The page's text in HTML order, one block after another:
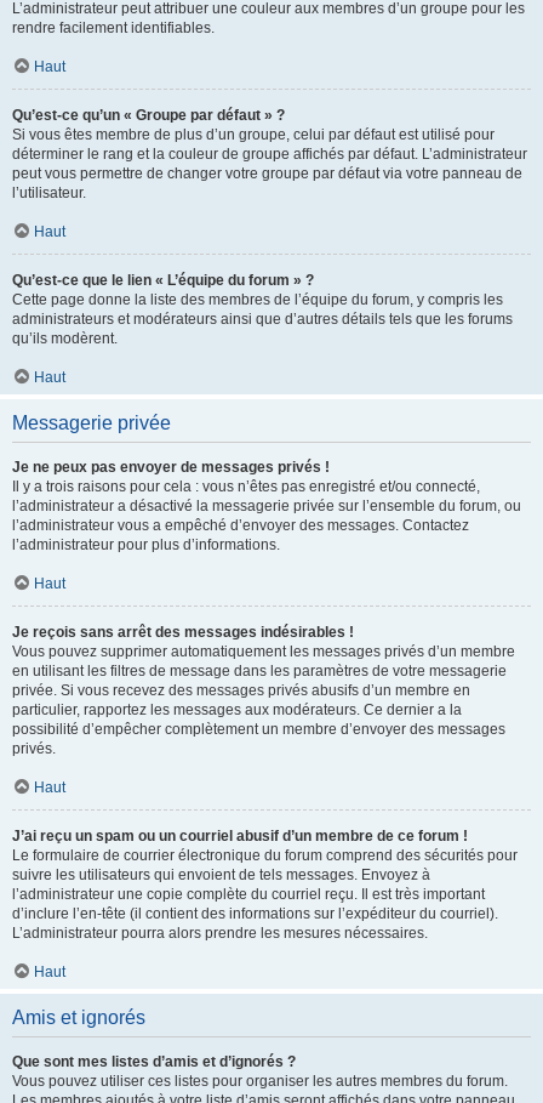
L’administrateur peut attribuer une couleur aux membres d’un groupe pour les
rendre facilement identifiables.
Haut
Qu’est-ce qu’un « Groupe par défaut » ?
Si vous êtes membre de plus d’un groupe, celui par défaut est utilisé pour
déterminer le rang et la couleur de groupe affichés par défaut. L’administrateur
peut vous permettre de changer votre groupe par défaut via votre panneau de
l’utilisateur.
Haut
Qu’est-ce que le lien « L’équipe du forum » ?
Cette page donne la liste des membres de l’équipe du forum, y compris les
administrateurs et modérateurs ainsi que d’autres détails tels que les forums
qu’ils modèrent.
Haut
Messagerie privée
Je ne peux pas envoyer de messages privés !
Il y a trois raisons pour cela : vous n’êtes pas enregistré et/ou connecté,
l’administrateur a désactivé la messagerie privée sur l’ensemble du forum, ou
l’administrateur vous a empêché d’envoyer des messages. Contactez
l’administrateur pour plus d’informations.
Haut
Je reçois sans arrêt des messages indésirables !
Vous pouvez supprimer automatiquement les messages privés d’un membre
en utilisant les filtres de message dans les paramètres de votre messagerie
privée. Si vous recevez des messages privés abusifs d’un membre en
particulier, rapportez les messages aux modérateurs. Ce dernier a la
possibilité d’empêcher complètement un membre d’envoyer des messages
privés.
Haut
J’ai reçu un spam ou un courriel abusif d’un membre de ce forum !
Le formulaire de courrier électronique du forum comprend des sécurités pour
suivre les utilisateurs qui envoient de tels messages. Envoyez à
l’administrateur une copie complète du courriel reçu. Il est très important
d’inclure l’en-tête (il contient des informations sur l’expéditeur du courriel).
L’administrateur pourra alors prendre les mesures nécessaires.
Haut
Amis et ignorés
Que sont mes listes d’amis et d’ignorés ?
Vous pouvez utiliser ces listes pour organiser les autres membres du forum.